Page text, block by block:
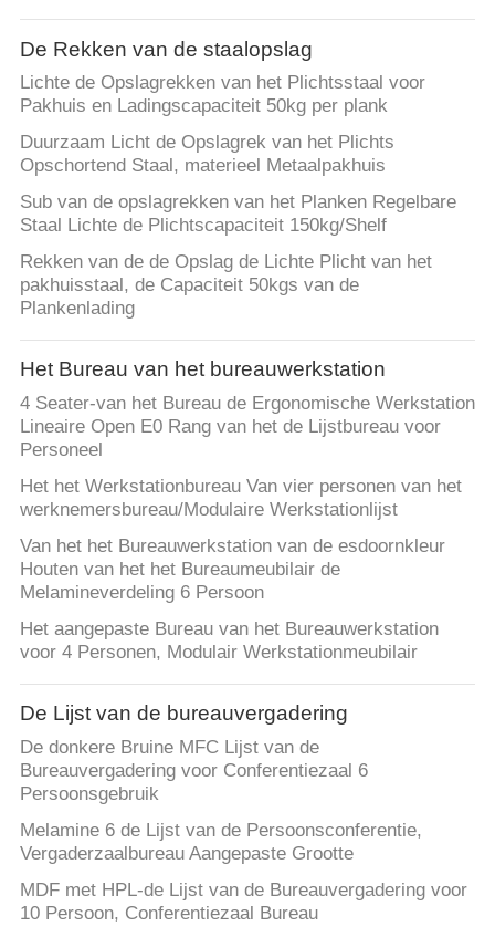
De Rekken van de staalopslag
Lichte de Opslagrekken van het Plichtsstaal voor
Pakhuis en Ladingscapaciteit 50kg per plank
Duurzaam Licht de Opslagrek van het Plichts
Opschortend Staal, materieel Metaalpakhuis
Sub van de opslagrekken van het Planken Regelbare
Staal Lichte de Plichtscapaciteit 150kg/Shelf
Rekken van de de Opslag de Lichte Plicht van het
pakhuisstaal, de Capaciteit 50kgs van de
Plankenlading
Het Bureau van het bureauwerkstation
4 Seater-van het Bureau de Ergonomische Werkstation
Lineaire Open E0 Rang van het de Lijstbureau voor
Personeel
Het het Werkstationbureau Van vier personen van het
werknemersbureau/Modulaire Werkstationlijst
Van het het Bureauwerkstation van de esdoornkleur
Houten van het het Bureaumeubilair de
Melamineverdeling 6 Persoon
Het aangepaste Bureau van het Bureauwerkstation
voor 4 Personen, Modulair Werkstationmeubilair
De Lijst van de bureauvergadering
De donkere Bruine MFC Lijst van de
Bureauvergadering voor Conferentiezaal 6
Persoonsgebruik
Melamine 6 de Lijst van de Persoonsconferentie,
Vergaderzaalbureau Aangepaste Grootte
MDF met HPL-de Lijst van de Bureauvergadering voor
10 Persoon, Conferentiezaal Bureau